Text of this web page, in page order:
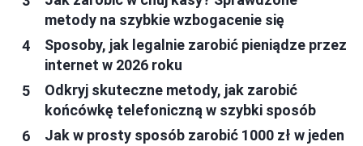
metody na szybkie wzbogacenie się
Sposoby, jak legalnie zarobić pieniądze przez
internet w 2026 roku
Odkryj skuteczne metody, jak zarobić
końcówkę telefoniczną w szybki sposób
Jak w prosty sposób zarobić 1000 zł w jeden